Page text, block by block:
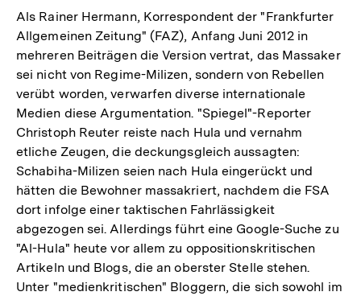
Als Rainer Hermann, Korrespondent der "Frankfurter
Allgemeinen Zeitung" (FAZ), Anfang Juni 2012 in
mehreren Beiträgen die Version vertrat, das Massaker
sei nicht von Regime-Milizen, sondern von Rebellen
verübt worden, verwarfen diverse internationale
Medien diese Argumentation. "Spiegel"-Reporter
Christoph Reuter reiste nach Hula und vernahm
etliche Zeugen, die deckungsgleich aussagten:
Schabiha-Milizen seien nach Hula eingerückt und
hätten die Bewohner massakriert, nachdem die FSA
dort infolge einer taktischen Fahrlässigkeit
abgezogen sei. Allerdings führt eine Google-Suche zu
"Al-Hula" heute vor allem zu oppositionskritischen
Artikeln und Blogs, die an oberster Stelle stehen.
Unter "medienkritischen" Bloggern, die sich sowohl im